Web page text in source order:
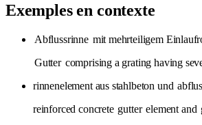
Exemples en contexte
Abflussrinne mit mehrteiligem
Gutter comprising a grating having
rinnenelement aus stahlbeton und
reinforced concrete gutter element and